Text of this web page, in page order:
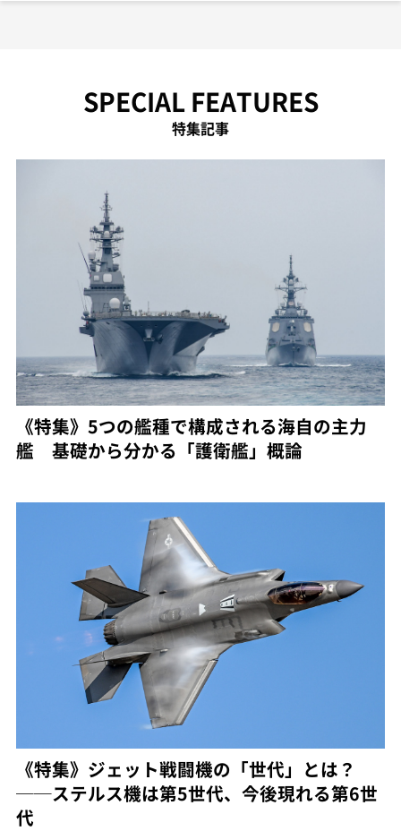
SPECIAL FEATURES
特集記事
《特集》5つの艦種で構成される海自の主力
艦 基礎から分かる「護衛艦」概論
《特集》ジェット戦闘機の「世代」とは？
──ステルス機は第5世代、今後現れる第6世
代